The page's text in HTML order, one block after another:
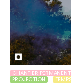
CHANTIER PERMANENT
PROJECTION